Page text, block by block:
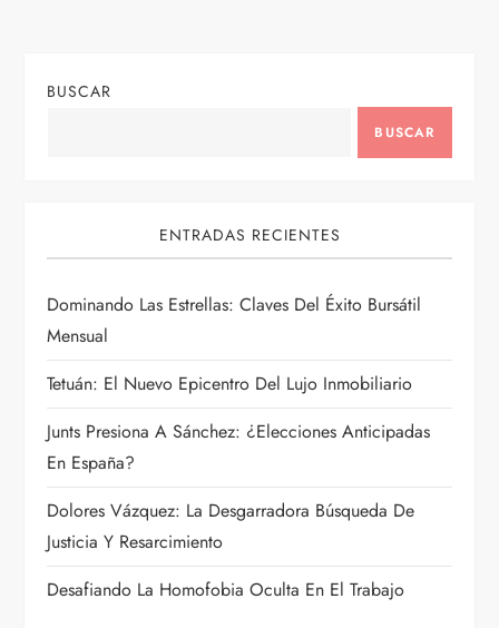
i
e
e
n
t
r
a
d
BUSCAR
BUSCAR
ENTRADAS RECIENTES
Dominando Las Estrellas: Claves Del Éxito Bursátil
Mensual
Tetuán: El Nuevo Epicentro Del Lujo Inmobiliario
Junts Presiona A Sánchez: ¿Elecciones Anticipadas
En España?
Dolores Vázquez: La Desgarradora Búsqueda De
Justicia Y Resarcimiento
Desafiando La Homofobia Oculta En El Trabajo